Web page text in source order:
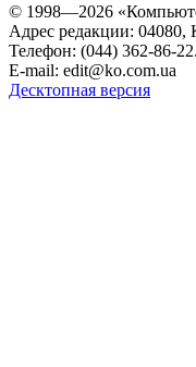
© 1998—2026
Адрес редакции: 04080,
Телефон: (044) 362-86-22.
E-mail: edit@ko.com.ua
Десктопная версия